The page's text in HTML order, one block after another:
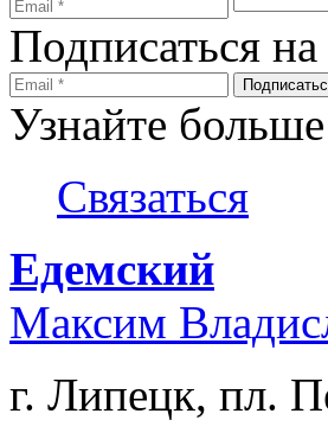
Подписаться
Узнайте
Связаться
Едемский
Максим
г. Липецк, пл.